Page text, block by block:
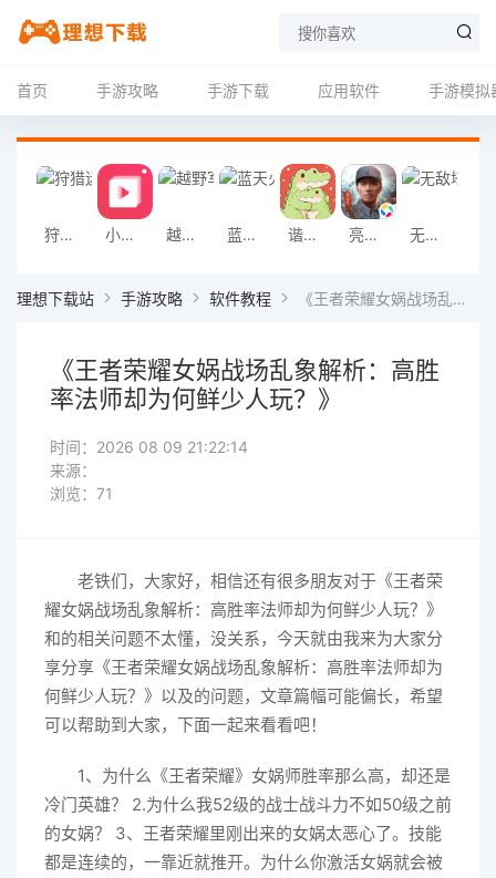
首页 手游攻略 手游下载 应用软件 手游模拟
狩猎迷城恐龙大战游戏 小影记app 越野军事卡车司机游戏 蓝天火龙传奇安卓版 谐音梗游戏 亮剑2026官方版 无敌塔防王游戏
理想下载站 手游攻略 软件教程 《王者荣耀女娲战场乱象解析：高胜率法师却为何鲜少人玩？》
《王者荣耀女娲战场乱象解析：高胜
率法师却为何鲜少人玩？》
时间：2026 08 09 21:22:14
来源：
浏览：71
老铁们，大家好，相信还有很多朋友对于《王者荣
耀女娲战场乱象解析：高胜率法师却为何鲜少人玩？》
和的相关问题不太懂，没关系，今天就由我来为大家分
享分享《王者荣耀女娲战场乱象解析：高胜率法师却为
何鲜少人玩？》以及的问题，文章篇幅可能偏长，希望
可以帮助到大家，下面一起来看看吧！
1、为什么《王者荣耀》女娲师胜率那么高，却还是
冷门英雄？ 2.为什么我52级的战士战斗力不如50级之前
的女娲？ 3、王者荣耀里刚出来的女娲太恶心了。技能
都是连续的，一靠近就推开。为什么你激活女娲就会被